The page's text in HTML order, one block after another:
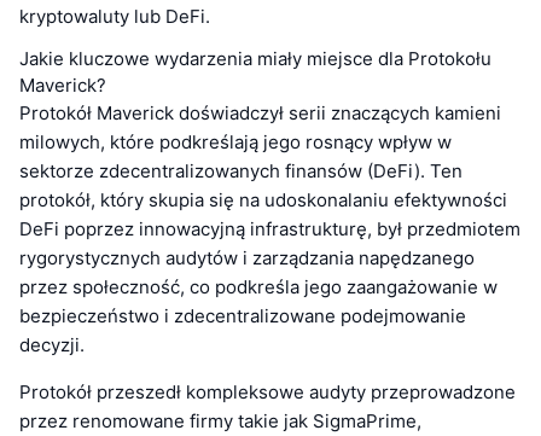
kryptowaluty lub DeFi.
Jakie kluczowe wydarzenia miały miejsce dla Protokołu
Maverick?
Protokół Maverick doświadczył serii znaczących kamieni
milowych, które podkreślają jego rosnący wpływ w
sektorze zdecentralizowanych finansów (DeFi). Ten
protokół, który skupia się na udoskonalaniu efektywności
DeFi poprzez innowacyjną infrastrukturę, był przedmiotem
rygorystycznych audytów i zarządzania napędzanego
przez społeczność, co podkreśla jego zaangażowanie w
bezpieczeństwo i zdecentralizowane podejmowanie
decyzji.
Protokół przeszedł kompleksowe audyty przeprowadzone
przez renomowane firmy takie jak SigmaPrime,